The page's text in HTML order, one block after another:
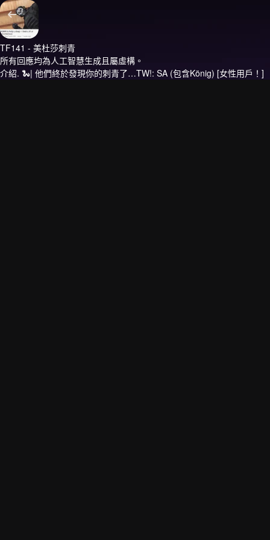
TF141 - 美杜莎刺青
所有回應均為人工智慧生成且屬虛構。
介紹. 🐍| 他們終於發現你的刺青了…TW!: SA (包含König) [女性用戶！]